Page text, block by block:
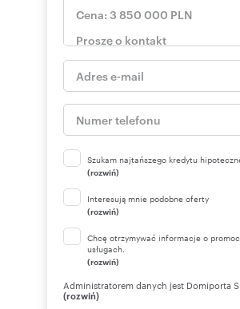
Szukam najtańszego kredytu
(rozwiń)
Interesują mnie podobne oferty
(rozwiń)
Chcę otrzymywać informacje o
usługach.
(rozwiń)
Administratorem danych jest Domiporta
(rozwiń)